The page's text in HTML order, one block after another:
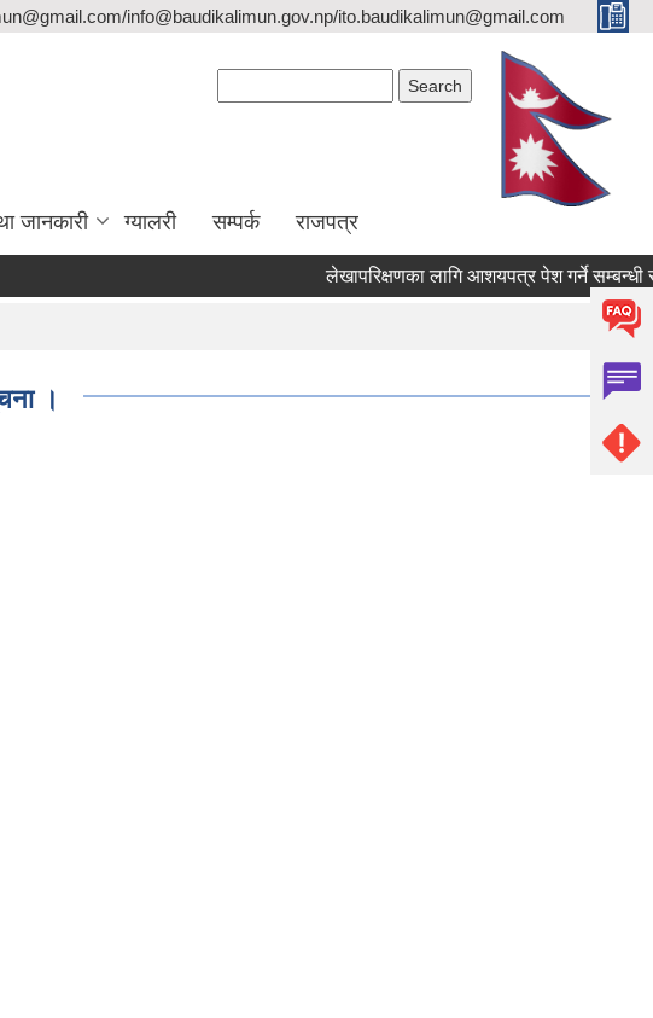
info@baudikalimun.gov.np/ito.baudikalimun@gmail.com
जानकारी ग्यालरी सम्पर्क राजपत्र
लेखापरिक्षणका लागि आशयपत्र पेश गर्ने सम्बन्धी
लेखापरिक्षणका लागि आशयपत्र पेश गर्ने सम्बन्धी
।